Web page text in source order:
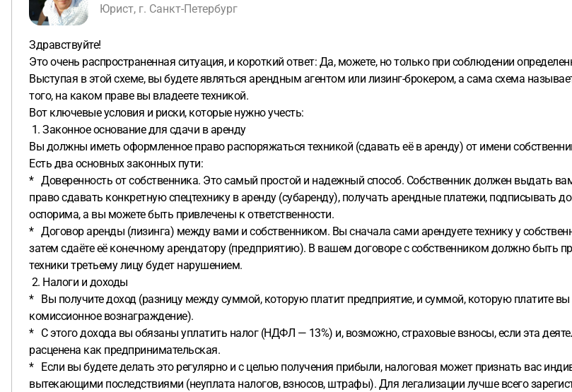
Юрист, г. Санкт-Петербург
Здравствуйте!
Это очень распространенная ситуация, и короткий ответ: Да, можете, но только при соблюдении
Выступая в этой схеме, вы будете являться арендным агентом или лизинг-брокером, а сама схема
того, на каком праве вы владеете техникой.
Вот ключевые условия и риски, которые нужно учесть:
1. Законное основание для сдачи в аренду
Вы должны иметь оформленное право распоряжаться техникой (сдавать её в аренду) от имени
Есть два основных законных пути:
* Доверенность от собственника. Это самый простой и надежный способ. Собственник должен выдать
право сдавать конкретную спецтехнику в аренду (субаренду), получать арендные платежи, подписывать
оспорима, а вы можете быть привлечены к ответственности.
* Договор аренды (лизинга) между вами и собственником. Вы сначала сами арендуете технику у
затем сдаёте её конечному арендатору (предприятию). В вашем договоре с собственником должно быть
техники третьему лицу будет нарушением.
2. Налоги и доходы
* Вы получите доход (разницу между суммой, которую платит предприятие, и суммой, которую платите вы
комиссионное вознаграждение).
* С этого дохода вы обязаны уплатить налог (НДФЛ — 13%) и, возможно, страховые взносы, если эта
расценена как предпринимательская.
* Если вы будете делать это регулярно и с целью получения прибыли, налоговая может признать вас
вытекающими последствиями (неуплата налогов, взносов, штрафы). Для легализации лучше всего